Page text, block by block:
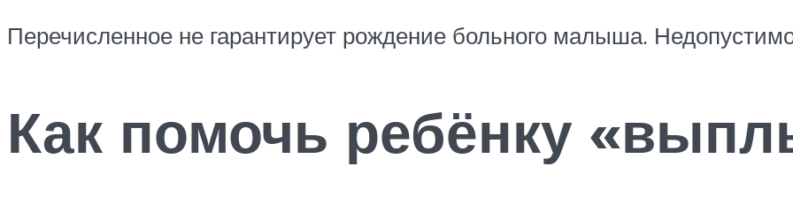
Перечисленное не гарантирует рождение больного малыша.
Как помочь ребёнку